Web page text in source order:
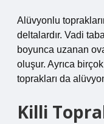
Alüvyonlu
deltalardır. Vadi
boyunca uzanan
oluşur. Ayrıca
toprakları da
Killi